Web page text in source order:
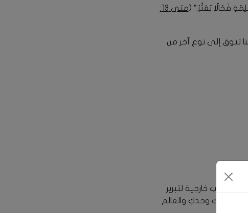
فَحَالًا يَعْثُرُ.” (
متى 13:
تتوق إلى نوع آخر من
أسباب خارجية لتبرير
وكأنك وحدكِ والعالم